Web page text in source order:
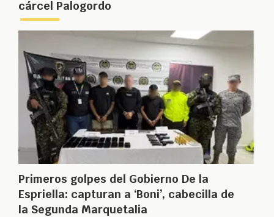
cárcel Palogordo
Primeros golpes del Gobierno De la
Espriella: capturan a ‘Boni’, cabecilla de
la Segunda Marquetalia